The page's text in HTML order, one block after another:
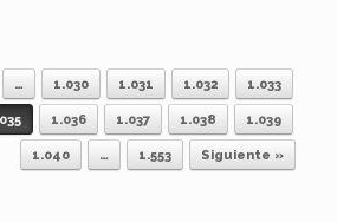
de artículos
… 1.030 1.031 1.032 1.033
1.036 1.037 1.038 1.039
1.040 … 1.553 Siguiente »